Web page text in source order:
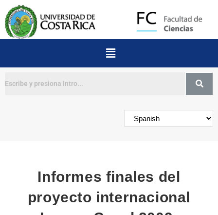
Informes finales del
proyecto internacional